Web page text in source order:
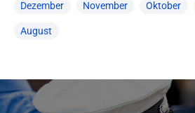
Dezember November Oktober
August